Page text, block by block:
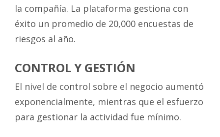
la compañía. La plataforma gestiona con
éxito un promedio de 20,000 encuestas de
riesgos al año.
CONTROL Y GESTIÓN
El nivel de control sobre el negocio aumentó
exponencialmente, mientras que el esfuerzo
para gestionar la actividad fue mínimo.